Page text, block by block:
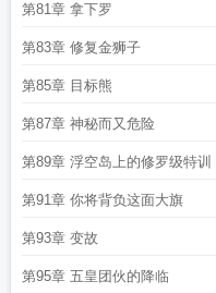
第81章 拿下罗
第83章 修复金狮子
第85章 目标熊
第87章 神秘而又危险
第89章 浮空岛上的修罗级特训
第91章 你将背负这面大旗
第93章 变故
第95章 五皇团伙的降临